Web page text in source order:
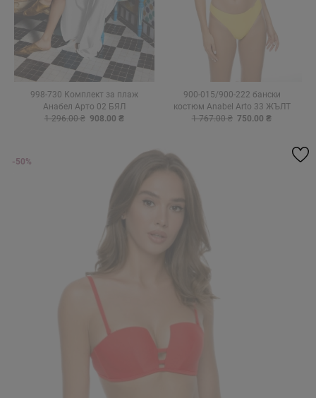
998-730 Комплект за плаж
Анабел Арто 02 БЯЛ
1 296.00 ₴ 908.00 ₴
900-015/900-222 бански
костюм Anabel Arto 33 ЖЪЛТ
1 767.00 ₴ 750.00 ₴
-50%